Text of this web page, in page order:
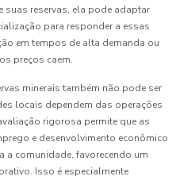
suas reservas, ela pode adaptar
para responder a essas
em tempos de alta demanda ou
preços caem.
minerais também não pode ser
locais dependem das operações
rigorosa permite que as
e desenvolvimento econômico
a comunidade, favorecendo um
Isso é especialmente